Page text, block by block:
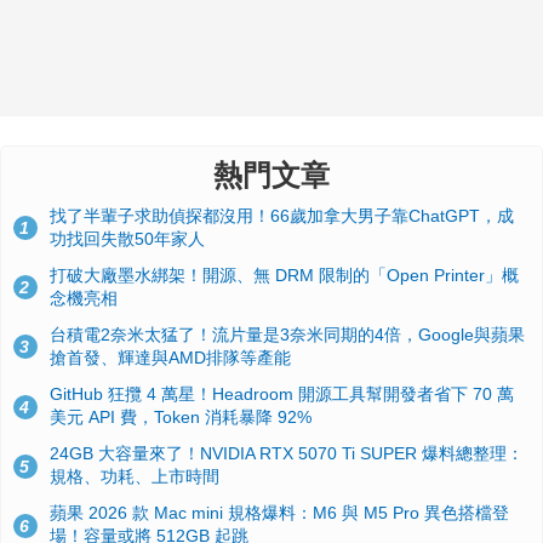
熱門文章
1
找了半輩子求助偵探都沒用！66歲加拿大男子靠ChatGPT，成
功找回失散50年家人
2
打破大廠墨水綁架！開源、無 DRM 限制的「Open Printer」概
念機亮相
3
台積電2奈米太猛了！流片量是3奈米同期的4倍，Google與蘋果
搶首發、輝達與AMD排隊等產能
4
GitHub 狂攬 4 萬星！Headroom 開源工具幫開發者省下 70 萬
美元 API 費，Token 消耗暴降 92%
5
24GB 大容量來了！NVIDIA RTX 5070 Ti SUPER 爆料總整理：
規格、功耗、上市時間
6
蘋果 2026 款 Mac mini 規格爆料：M6 與 M5 Pro 異色搭檔登
場！容量或將 512GB 起跳